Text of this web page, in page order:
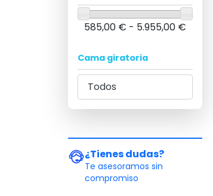
585,00 € - 5.955,00 €
Cama giratoria
¿Tienes dudas?
Te asesoramos sin
compromiso